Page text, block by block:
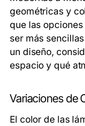
geométricas y
que las
ser más
un diseño,
espacio y qué
Variaciones de
El color de las